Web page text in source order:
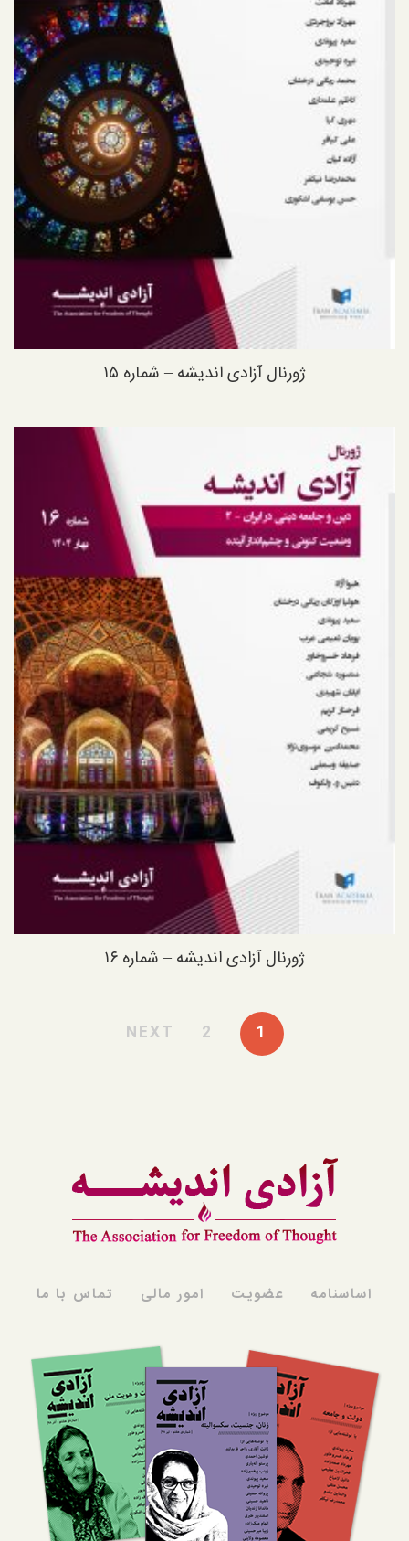
ژورنال آزادی اندیشه – شماره ۱۵
ژورنال آزادی اندیشه – شماره ۱۶
1
2
NEXT
اساسنامه عضویت امور مالی تماس با ما